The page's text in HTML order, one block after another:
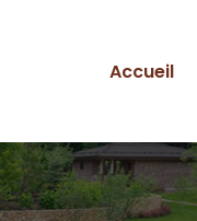
Accueil